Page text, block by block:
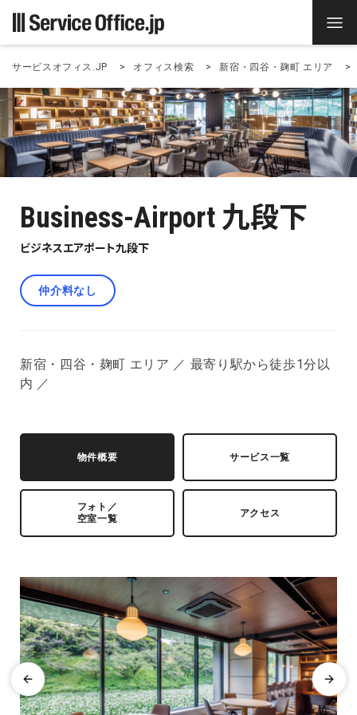
サービスオフィス.JP オフィス検索 新宿・四谷・麹町 エリア
Business-Airport 九段下
ビジネスエアポート九段下
仲介料なし
新宿・四谷・麹町 エリア ／ 最寄り駅から徒歩1分以
内 ／
物件概要 サービス一覧
フォト／
空室一覧
アクセス